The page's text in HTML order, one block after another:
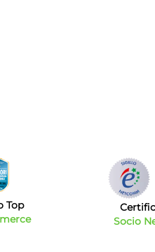
Top
Socio